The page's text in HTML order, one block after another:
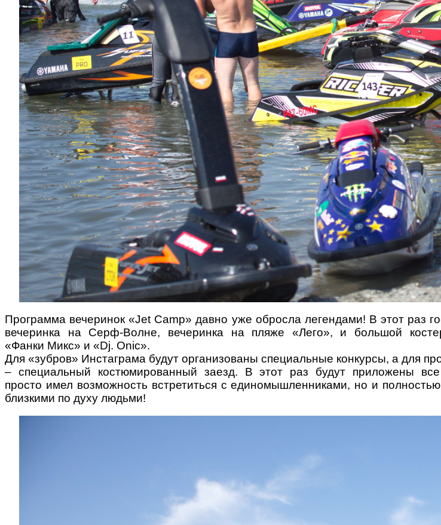
Программа вечеринок «Jet Camp» давно уже обросла легендами! В этот раз
вечеринка на Серф-Волне, вечеринка на пляже «Лего», и большой
«Фанки Микс» и «Dj. Onic».
Для «зубров» Инстаграма будут организованы специальные конкурсы, а для
– специальный костюмированный заезд. В этот раз будут приложены
просто имел возможность встретиться с единомышленниками, но и
близкими по духу людьми!